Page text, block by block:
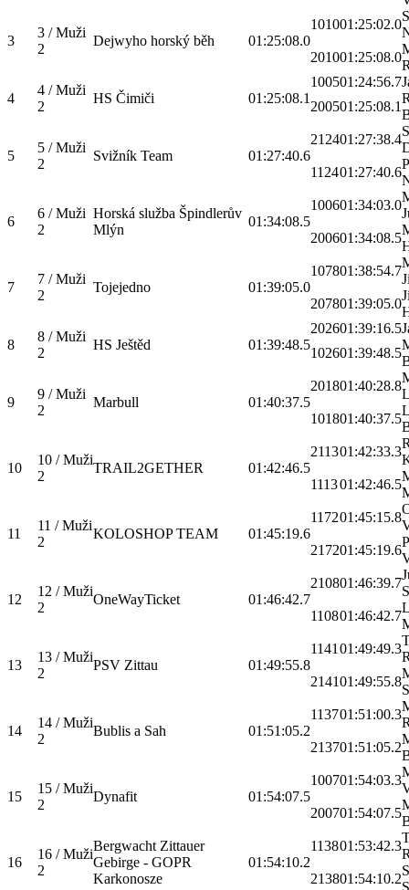
3
3 / Muži
2
Dejwyho horský běh 01:25:08.0
101001:25:02.0
201001:25:08.0
4
4 / Muži
2
HS Čimiči 01:25:08.1
100501:24:56.7
200501:25:08.1
5
5 / Muži
2
Svižník Team 01:27:40.6
212401:27:38.4
112401:27:40.6
6
6 / Muži
2
Horská služba Špindlerův
Mlýn
01:34:08.5
100601:34:03.0
200601:34:08.5
7
7 / Muži
2
Tojejedno 01:39:05.0
107801:38:54.7
207801:39:05.0
8
8 / Muži
2
HS Ještěd 01:39:48.5
202601:39:16.5
102601:39:48.5
9
9 / Muži
2
Marbull 01:40:37.5
201801:40:28.8
101801:40:37.5
10
10 / Muži
2
TRAIL2GETHER 01:42:46.5
211301:42:33.3
111301:42:46.5
11
11 / Muži
2
KOLOSHOP TEAM 01:45:19.6
117201:45:15.8
217201:45:19.6
12
12 / Muži
2
OneWayTicket 01:46:42.7
210801:46:39.7
110801:46:42.7
13
13 / Muži
2
PSV Zittau 01:49:55.8
1141 01:49:49.3
214101:49:55.8
14
14 / Muži
2
Bublis a Sah 01:51:05.2
113701:51:00.3
213701:51:05.2
15
15 / Muži
2
Dynafit 01:54:07.5
100701:54:03.3
200701:54:07.5
16
16 / Muži
2
Bergwacht Zittauer
Gebirge - GOPR
Karkonosze
01:54:10.2
113801:53:42.3
213801:54:10.2